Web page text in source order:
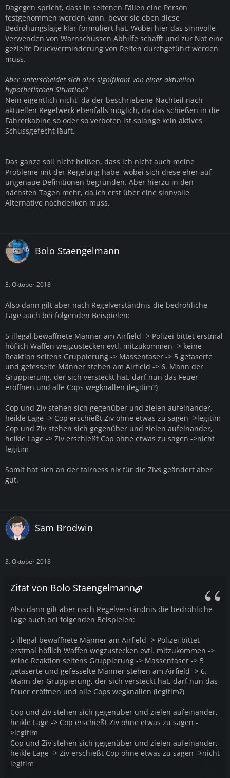
Dagegen spricht, dass in seltenen Fällen eine Person
festgenommen werden kann, bevor sie eben diese
Bedrohungslage klar formuliert hat. Wobei hier das sinnvolle
Verwenden von Warnschüssen Abhilfe schafft und zur Not eine
gezielte Druckverminderung von Reifen durchgeführt werden
muss.
Aber unterscheidet sich dies signifikant von einer aktuellen
hypothetischen Situation?
Nein eigentlich nicht, da der beschriebene Nachteil nach
aktuellen Regelwerk ebenfalls möglich, da das schießen in die
Fahrerkabine so oder so verboten ist solange kein aktives
Schussgefecht läuft.
Das ganze soll nicht heißen, dass ich nicht auch meine
Probleme mit der Regelung habe, wobei sich diese eher auf
ungenaue Definitionen begründen. Aber hierzu in den
nächsten Tagen mehr, da ich erst über eine sinnvolle
Alternative nachdenken muss,
Bolo Staengelmann
3. Oktober 2018
Also dann gilt aber nach Regelverständnis die bedrohliche
Lage auch bei folgenden Beispielen:
5 illegal bewaffnete Männer am Airfield -> Polizei bittet erstmal
höflich Waffen wegzustecken evtl. mitzukommen -> keine
Reaktion seitens Gruppierung -> Massentaser -> 5 getaserte
und gefesselte Männer stehen am Airfield -> 6. Mann der
Gruppierung, der sich versteckt hat, darf nun das Feuer
eröffnen und alle Cops wegknallen (legitim?)
Cop und Ziv stehen sich gegenüber und zielen aufeinander,
heikle Lage -> Cop erschießt Ziv ohne etwas zu sagen ->legitim
Cop und Ziv stehen sich gegenüber und zielen aufeinander,
heikle Lage -> Ziv erschießt Cop ohne etwas zu sagen ->nicht
legitim
Somit hat sich an der fairness nix für die Zivs geändert aber
gut.
Sam Brodwin
3. Oktober 2018
Zitat von Bolo Staengelmann
Also dann gilt aber nach Regelverständnis die bedrohliche
Lage auch bei folgenden Beispielen:
5 illegal bewaffnete Männer am Airfield -> Polizei bittet
erstmal höflich Waffen wegzustecken evtl. mitzukommen ->
keine Reaktion seitens Gruppierung -> Massentaser -> 5
getaserte und gefesselte Männer stehen am Airfield -> 6.
Mann der Gruppierung, der sich versteckt hat, darf nun das
Feuer eröffnen und alle Cops wegknallen (legitim?)
Cop und Ziv stehen sich gegenüber und zielen aufeinander,
heikle Lage -> Cop erschießt Ziv ohne etwas zu sagen -
>legitim
Cop und Ziv stehen sich gegenüber und zielen aufeinander,
heikle Lage -> Ziv erschießt Cop ohne etwas zu sagen ->nicht
legitim